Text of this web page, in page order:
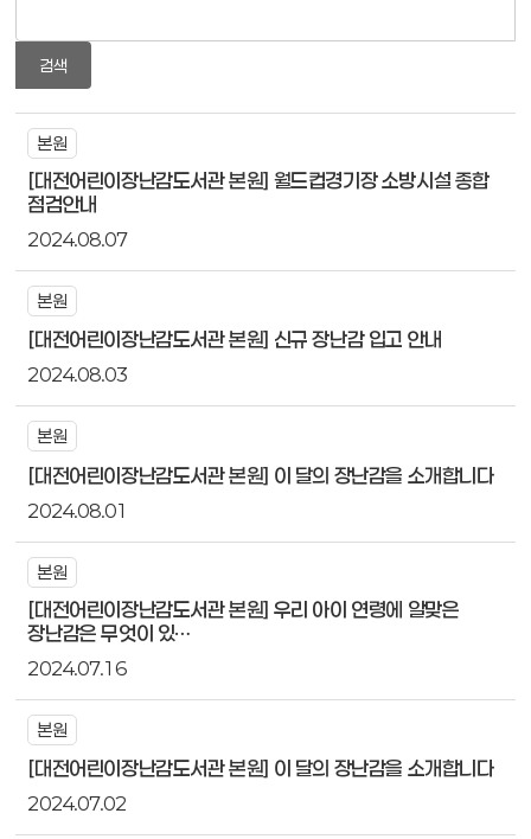
검색
본원
[대전어린이장난감도서관 본원] 월드컵경기장 소방시설 종합
점검안내
2024.08.07
본원
[대전어린이장난감도서관 본원] 신규 장난감 입고 안내
2024.08.03
본원
[대전어린이장난감도서관 본원] 이 달의 장난감을 소개합니다
2024.08.01
본원
[대전어린이장난감도서관 본원] 우리 아이 연령에 알맞은
장난감은 무엇이 있…
2024.07.16
본원
[대전어린이장난감도서관 본원] 이 달의 장난감을 소개합니다
2024.07.02